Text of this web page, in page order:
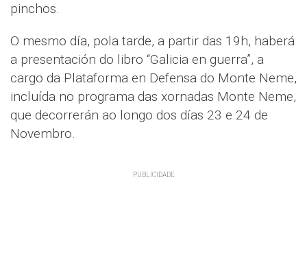
pinchos.
O mesmo día, pola tarde, a partir das 19h, haberá
a presentación do libro “Galicia en guerra”, a
cargo da Plataforma en Defensa do Monte Neme,
incluída no programa das xornadas Monte Neme,
que decorrerán ao longo dos días 23 e 24 de
Novembro.